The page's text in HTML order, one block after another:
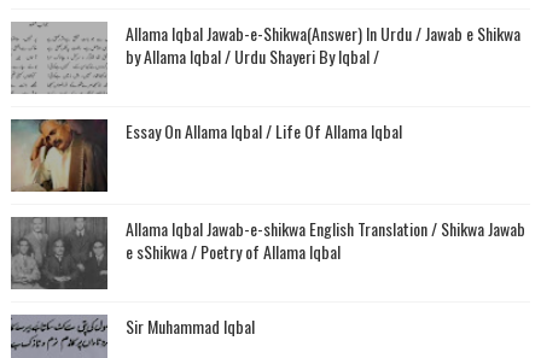
Allama Iqbal Jawab-e-Shikwa(Answer) In Urdu / Jawab e Shikwa
by Allama Iqbal / Urdu Shayeri By Iqbal /
Essay On Allama Iqbal / Life Of Allama Iqbal
Allama Iqbal Jawab-e-shikwa English Translation / Shikwa Jawab
e sShikwa / Poetry of Allama Iqbal
Sir Muhammad Iqbal